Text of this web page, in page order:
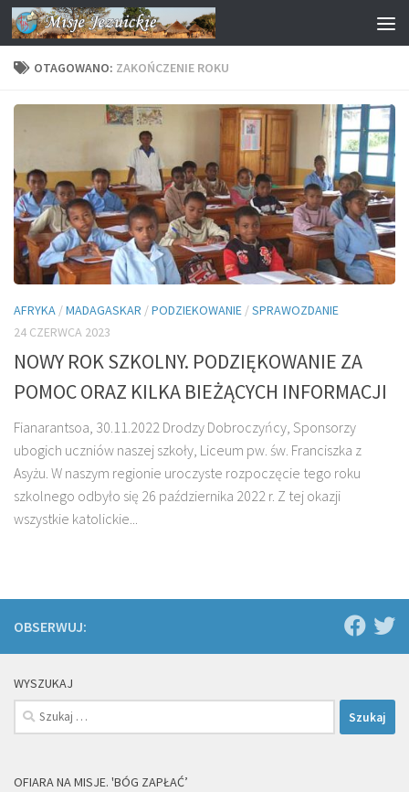
Przejdź do treści
OTAGOWANO: ZAKOŃCZENIE ROKU
AFRYKA /MADAGASKAR /PODZIEKOWANIE /SPRAWOZDANIE
24 CZERWCA 2023
NOWY ROK SZKOLNY. PODZIĘKOWANIE ZA
POMOC ORAZ KILKA BIEŻĄCYCH INFORMACJI
Fianarantsoa, 30.11.2022 Drodzy Dobroczyńcy, Sponsorzy
ubogich uczniów naszej szkoły, Liceum pw. św. Franciszka z
Asyżu. W naszym regionie uroczyste rozpoczęcie tego roku
szkolnego odbyło się 26 października 2022 r. Z tej okazji
wszystkie katolickie...
OBSERWUJ:
WYSZUKAJ
Szukaj:
OFIARA NA MISJE. 'BÓG ZAPŁAĆ’